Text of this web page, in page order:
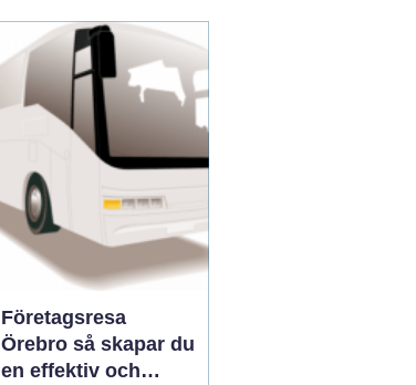
hamnstadens råa
historia och moderna
kreativitet, blir smycken
ofta en...
Företagsresa
Örebro så skapar du
en effektiv och